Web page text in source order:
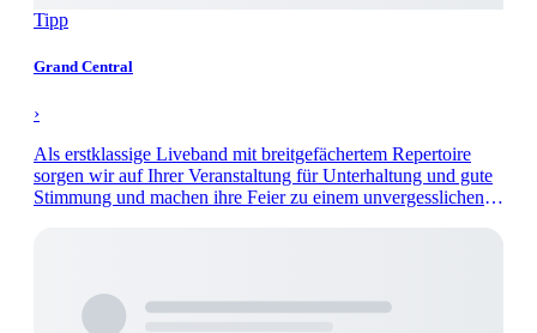
Tipp
Grand Central
›
Als erstklassige Liveband mit breitgefächertem Repertoire
sorgen wir auf Ihrer Veranstaltung für Unterhaltung und gute
Stimmung und machen ihre Feier zu einem unvergesslichen